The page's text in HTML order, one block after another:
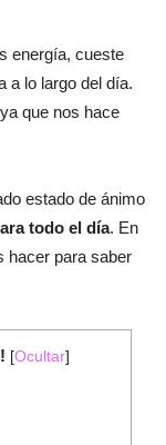
energía, cueste
a lo largo del día.
que nos hace
estado de ánimo
todo el día. En
hacer para saber
[Ocultar]